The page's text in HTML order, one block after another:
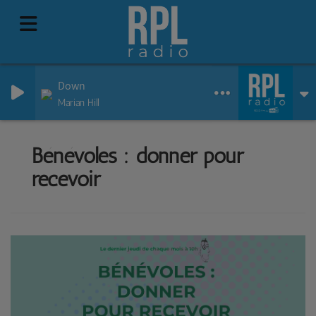
Down
Marian Hill
Bénévoles : donner pour
recevoir